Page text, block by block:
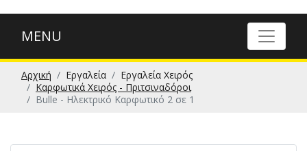
MENU
Αρχική Εργαλεία
Εργαλεία Χειρός
Καρφωτικά Χειρός - Πριτσιναδόροι
Bulle - Ηλεκτρικό Καρφωτικό 2 σε 1